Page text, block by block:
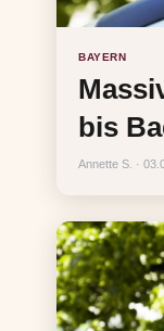
BAYERN
bis
Annette S. ·